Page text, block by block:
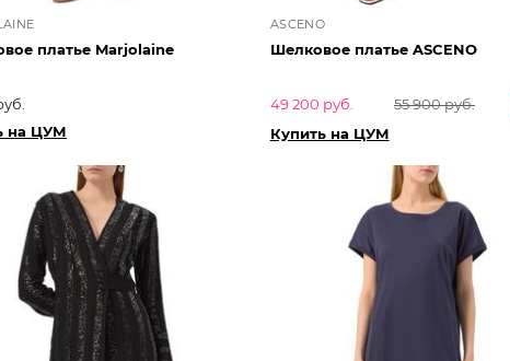
платье Marjolaine
на ЦУМ
ASCENO
Шелковое платье ASCENO
49 200 руб. 55 900 руб.
Купить на ЦУМ